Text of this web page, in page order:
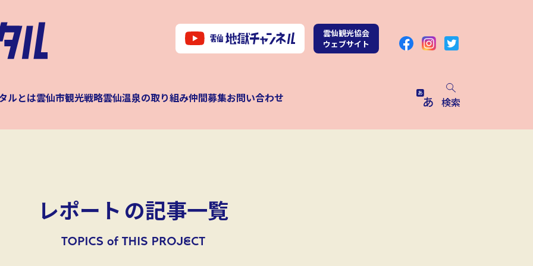
雲仙観光協会
ウェブサイト
ルとは雲仙市観光戦略雲仙温泉の取り組み仲間募集お問い合わせ 検索
レポート の記事一覧